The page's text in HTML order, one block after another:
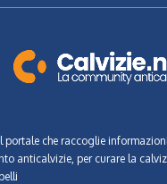
portale che raccoglie
anticalvizie, per curare la